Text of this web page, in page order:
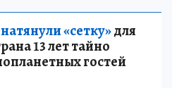
«сетку»для
13 лет тайно
гостей